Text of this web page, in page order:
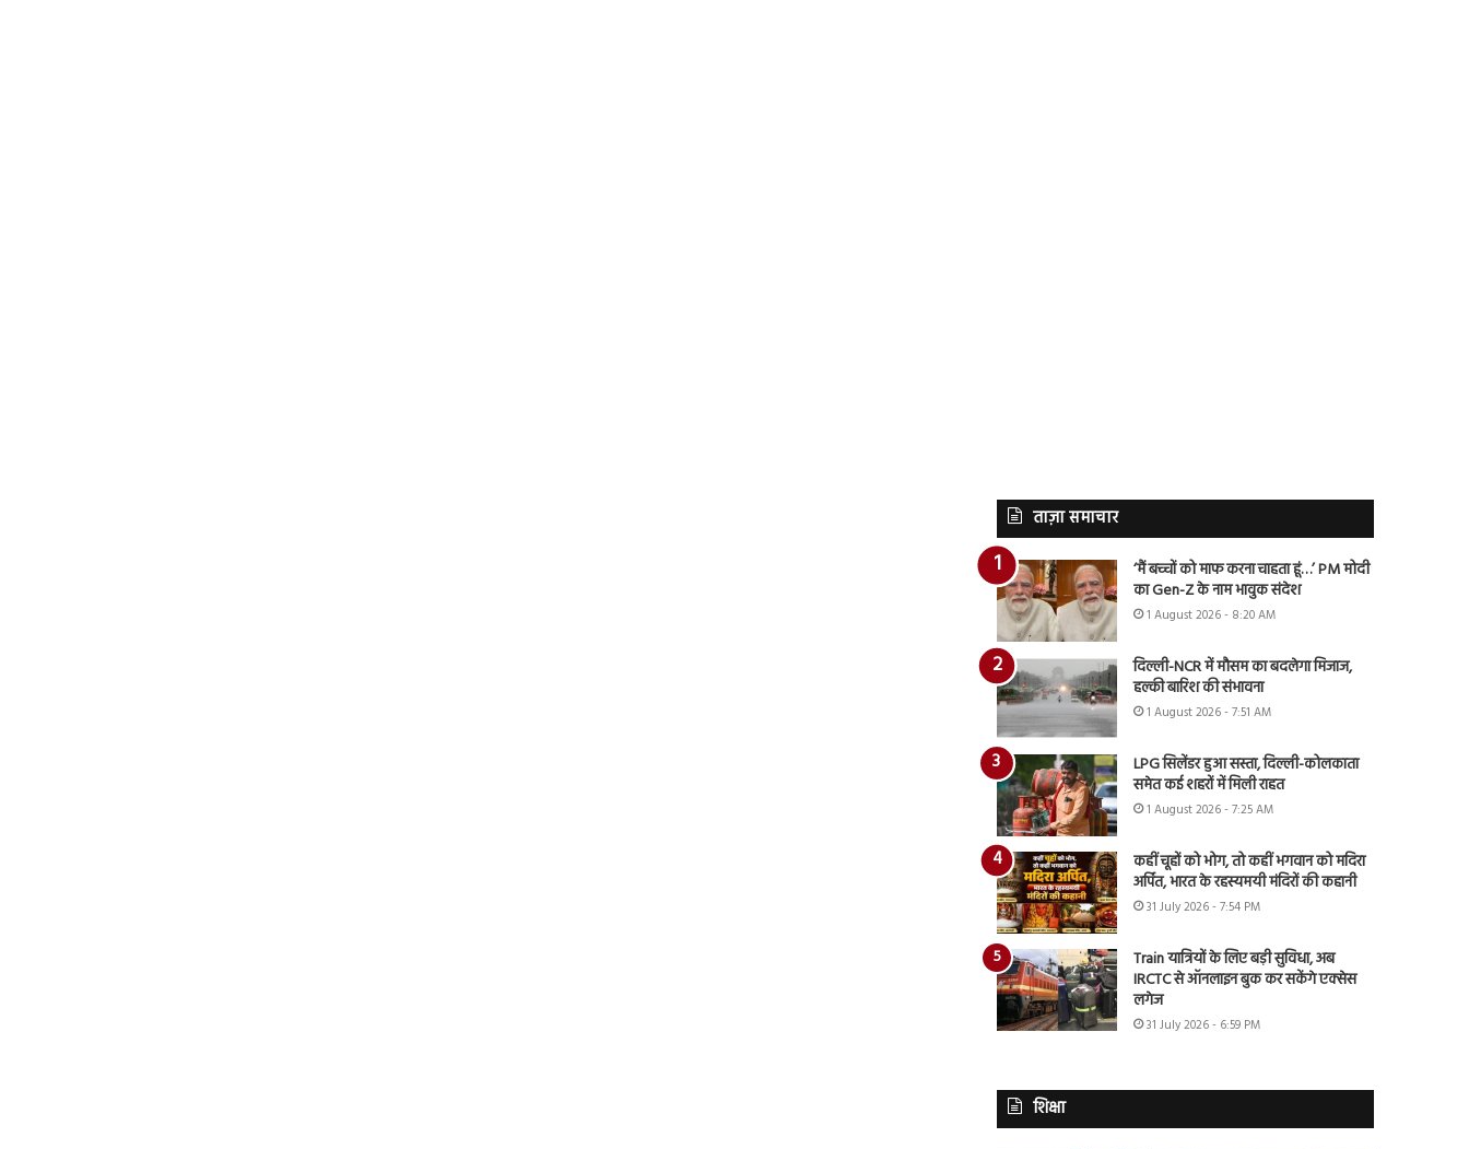
ताज़ा समाचार
‘मैं बच्चों को माफ करना चाहता हूं…’ PM मोदी
का Gen-Z के नाम भावुक संदेश
1 August 2026 - 8:20 AM
दिल्ली-NCR में मौसम का बदलेगा मिजाज,
हल्की बारिश की संभावना
1 August 2026 - 7:51 AM
LPG सिलेंडर हुआ सस्ता, दिल्ली-कोलकाता
समेत कई शहरों में मिली राहत
1 August 2026 - 7:25 AM
कहीं चूहों को भोग, तो कहीं भगवान को मदिरा
अर्पित, भारत के रहस्यमयी मंदिरों की कहानी
31 July 2026 - 7:54 PM
Train यात्रियों के लिए बड़ी सुविधा, अब
IRCTC से ऑनलाइन बुक कर सकेंगे एक्सेस
लगेज
31 July 2026 - 6:59 PM
शिक्षा